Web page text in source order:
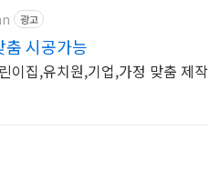
광고
춤 시공가능
이집,유치원,기업,가정 맞춤 제작